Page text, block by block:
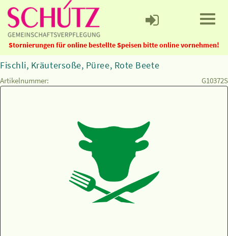
Stornierungen für online bestellte Speisen bitte online vornehmen!
Fischli, Kräutersoße, Püree, Rote Beete
Artikelnummer: G10372S